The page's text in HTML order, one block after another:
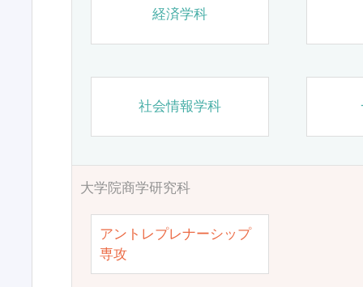
経済学科
社会情報学科
大学院商学研究科
アントレプレナーシップ
専攻